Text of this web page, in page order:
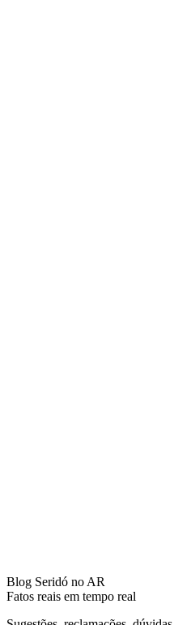
Blog Seridó no AR
Fatos reais em tempo real